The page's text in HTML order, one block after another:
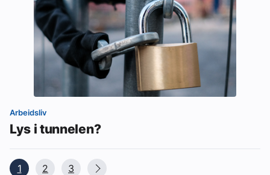
Arbeidsliv
Lys i tunnelen?
1 2 3